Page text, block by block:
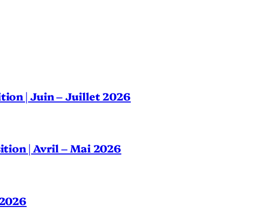
| Juin – Juillet 2026
| Avril – Mai 2026